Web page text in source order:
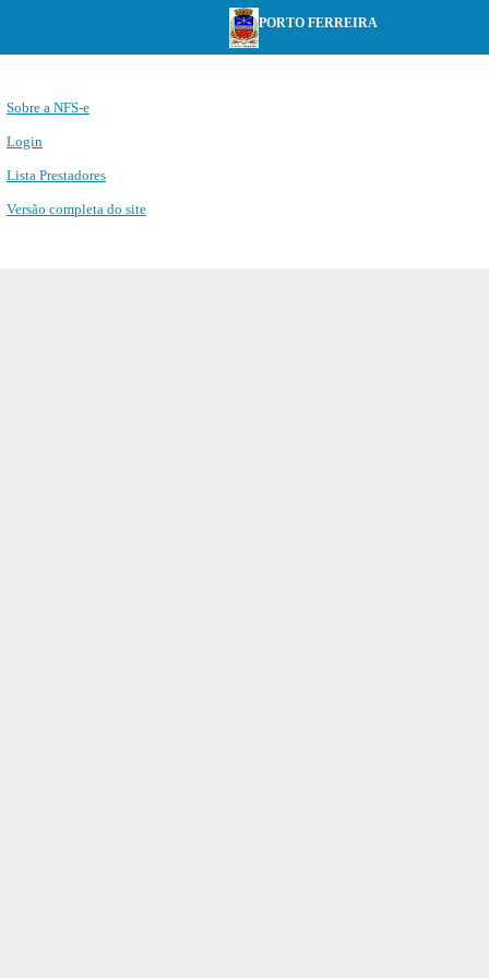
PORTO FERREIRA
Sobre a NFS-e
Login
Lista Prestadores
Versão completa do site